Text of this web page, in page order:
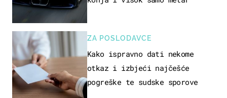
ZA POSLODAVCE
Kako ispravno dati nekome
otkaz i izbjeći najčešće
pogreške te sudske sporove